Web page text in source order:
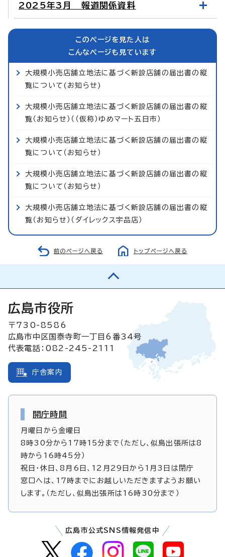
2025年3月 報道関係資料
このページを見た人は
こんなページも見ています
大規模小売店舗立地法に基づく新設店舗の届出書の縦
覧について(お知らせ)
大規模小売店舗立地法に基づく新設店舗の届出書の縦
覧（お知らせ）（（仮称）ゆめマート五日市）
大規模小売店舗立地法に基づく新設店舗の届出書の縦
覧について（お知らせ）
大規模小売店舗立地法に基づく新設店舗の届出書の縦
覧について（お知らせ）
大規模小売店舗立地法に基づく新設店舗の届出書の縦
覧（お知らせ）（ダイレックス宇品店）
前のページへ戻る トップページへ戻る
広島市役所
〒730-8586
広島市中区国泰寺町一丁目6番34号
代表電話：082-245-2111
庁舎案内
開庁時間
月曜日から金曜日
8時30分から17時15分まで（ただし、似島出張所は8
時から16時45分）
祝日・休日、8月6日、12月29日から1月3日は閉庁
窓口へは、17時までにお越しいただきますようお願い
します。（ただし、似島出張所は16時30分まで）
広島市公式SNS情報発信中